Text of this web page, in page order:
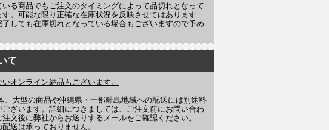
る商品でもご注文のタイミングによって品切れとなって
。可能な限り正確な在庫状況を反映させてはあります
しても在庫切れとなっている場合もございますので予め
て
オンライン納品もございます。
、大型の商品や沖縄県・一部離島地域への配送には別途料
ざいます。詳細につきましては、ご注文前にお問い合わ
文後に弊社からお送りするメールをご確認ください。
送は承っておりません。